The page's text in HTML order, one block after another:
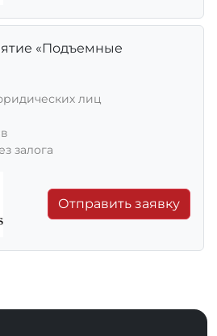
«Подъемные
лиц
залога
Отправить заявку